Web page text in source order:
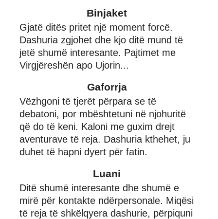
Binjaket
Gjatë ditës pritet një moment forcë.
Dashuria zgjohet dhe kjo ditë mund të
jetë shumë interesante. Pajtimet me
Virgjëreshën apo Ujorin...
Gaforrja
Vëzhgoni të tjerët përpara se të
debatoni, por mbështetuni në njohuritë
që do të keni. Kaloni me guxim drejt
aventurave të reja. Dashuria kthehet, ju
duhet të hapni dyert për fatin.
Luani
Ditë shumë interesante dhe shumë e
mirë për kontakte ndërpersonale. Miqësi
të reja të shkëlqyera dashurie, përpiquni